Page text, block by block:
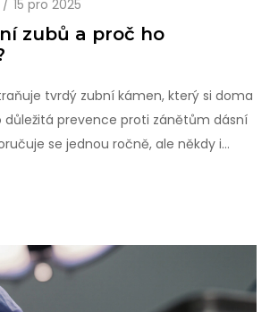
15 pro 2025
zubů a proč ho
tvrdý zubní kámen, který si doma
prevence proti zánětům dásní
se jednou ročně, ale někdy i